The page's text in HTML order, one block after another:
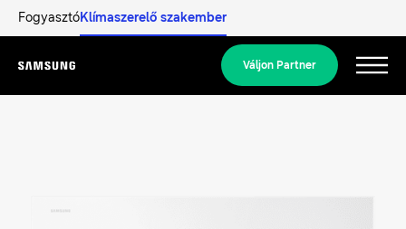
FogyasztóKlímaszerelő szakember
Menu
Váljon Partner